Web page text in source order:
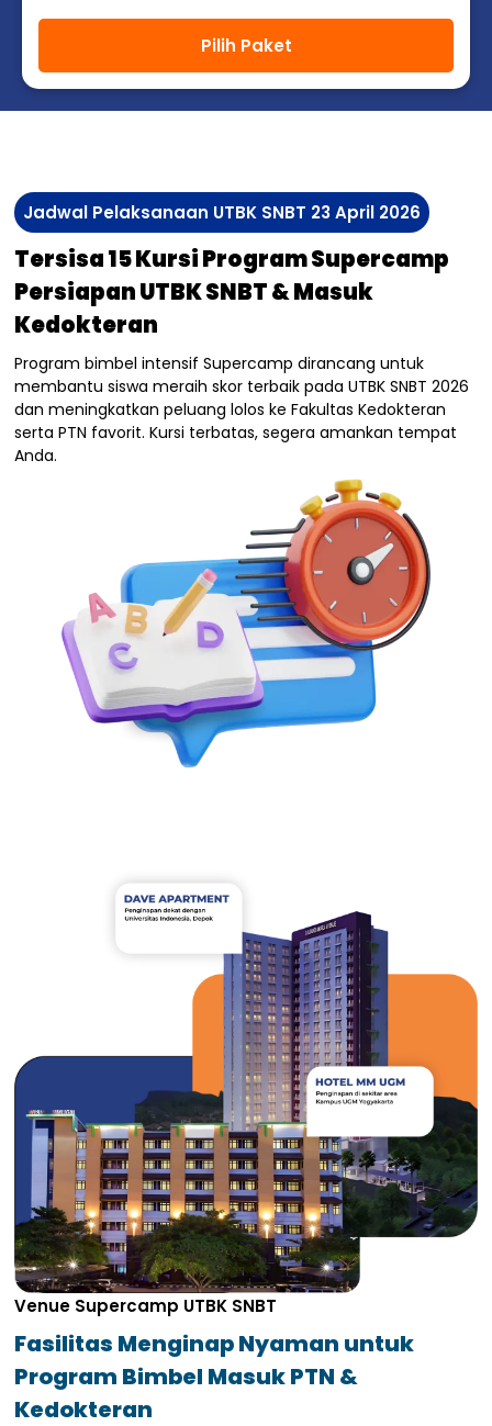
Pilih Paket
Jadwal Pelaksanaan UTBK SNBT 23 April 2026
Tersisa 15 Kursi Program Supercamp
Persiapan UTBK SNBT & Masuk
Kedokteran
Program bimbel intensif Supercamp dirancang untuk
membantu siswa meraih skor terbaik pada UTBK SNBT 2026
dan meningkatkan peluang lolos ke Fakultas Kedokteran
serta PTN favorit. Kursi terbatas, segera amankan tempat
Anda.
Venue Supercamp UTBK SNBT
Fasilitas Menginap Nyaman untuk
Program Bimbel Masuk PTN &
Kedokteran